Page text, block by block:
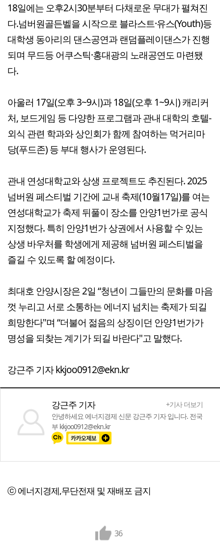
18일에는 오후2시30분부터 다채로운 무대가 펼쳐진
다.넘버원골든벨을 시작으로 블라스트·유스(Youth)등
대학생 동아리의 댄스공연과 랜덤플레이댄스가 진행
되며 무드등 어쿠스틱·홍대광의 노래공연도 마련됐
다.
아울러 17일(오후 3~9시)과 18일(오후 1~9시) 캐리커
처, 보드게임 등 다양한 프로그램과 관내 대학의 호텔-
외식 관련 학과와 상인회가 함께 참여하는 먹거리마
당(푸드존) 등 부대 행사가 운영된다.
관내 연성대학교와 상생 프로젝트도 추진된다. 2025
넘버원 페스티벌 기간에 교내 축제(10월17일)를 여는
연성대학교가 축제 뒤풀이 장소를 안양1번가로 공식
지정했다. 특히 안양1번가 상권에서 사용할 수 있는
상생 바우처를 학생에게 제공해 넘버원 페스티벌을
즐길 수 있도록 할 예정이다.
최대호 안양시장은 2일 “청년이 그들만의 문화를 마음
껏 누리고 서로 소통하는 에너지 넘치는 축제가 되길
희망한다"며 “더불어 젊음의 상징이던 안양1번가가
명성을 되찾는 계기가 되길 바란다"고 말했다.
강근주 기자 kkjoo0912@ekn.kr
강근주 기자
+기사 더보기
안녕하세요 에너지경제 신문 강근주 기자 입니다. 전국
부 kkjoo0912@ekn.kr
ⓒ 에너지경제,무단전재 및 재배포 금지
36